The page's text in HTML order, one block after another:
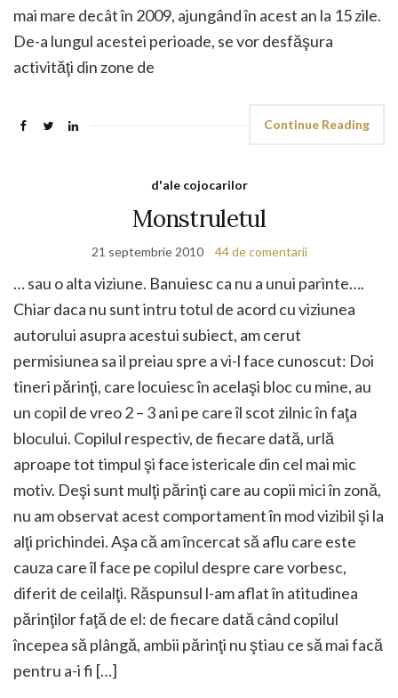
mai mare decât în 2009, ajungând în acest an la 15 zile.
De-a lungul acestei perioade, se vor desfăşura
activităţi din zone de
Continue Reading
d'ale cojocarilor
Monstruletul
21 septembrie 2010 44 de comentarii
… sau o alta viziune. Banuiesc ca nu a unui parinte….
Chiar daca nu sunt intru totul de acord cu viziunea
autorului asupra acestui subiect, am cerut
permisiunea sa il preiau spre a vi-l face cunoscut: Doi
tineri părinţi, care locuiesc în acelaşi bloc cu mine, au
un copil de vreo 2 – 3 ani pe care îl scot zilnic în faţa
blocului. Copilul respectiv, de fiecare dată, urlă
aproape tot timpul şi face istericale din cel mai mic
motiv. Deşi sunt mulţi părinţi care au copii mici în zonă,
nu am observat acest comportament în mod vizibil şi la
alţi prichindei. Aşa că am încercat să aflu care este
cauza care îl face pe copilul despre care vorbesc,
diferit de ceilalţi. Răspunsul l-am aflat în atitudinea
părinţilor faţă de el: de fiecare dată când copilul
începea să plângă, ambii părinţi nu ştiau ce să mai facă
pentru a-i fi […]